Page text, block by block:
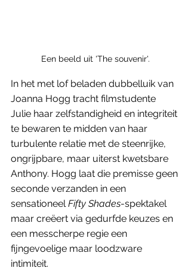
Een beeld uit 'The souvenir'.
In het met lof beladen dubbelluik van
Joanna Hogg tracht filmstudente
Julie haar zelfstandigheid en integriteit
te bewaren te midden van haar
turbulente relatie met de steenrijke,
ongrijpbare, maar uiterst kwetsbare
Anthony. Hogg laat die premisse geen
seconde verzanden in een
sensationeel Fifty Shades-spektakel
maar creëert via gedurfde keuzes en
een messcherpe regie een
fijngevoelige maar loodzware
intimiteit.